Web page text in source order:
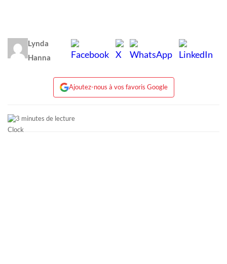
Lynda
Hanna
Ajoutez-nous à vos favoris Google
3 minutes de lecture